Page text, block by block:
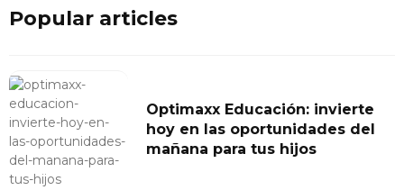
Popular articles
Optimaxx Educación: invierte
hoy en las oportunidades del
mañana para tus hijos